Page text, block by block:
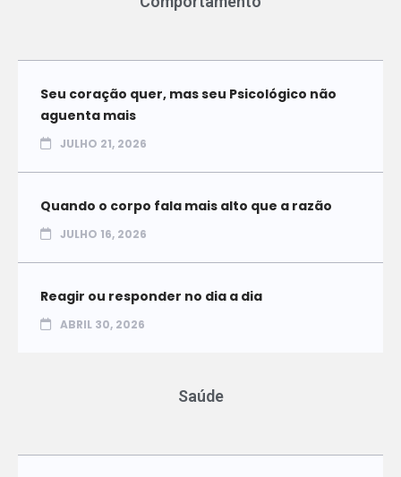
Seu coração quer, mas seu Psicológico não
aguenta mais
JULHO 21, 2026
Quando o corpo fala mais alto que a razão
JULHO 16, 2026
Reagir ou responder no dia a dia
ABRIL 30, 2026
Saúde